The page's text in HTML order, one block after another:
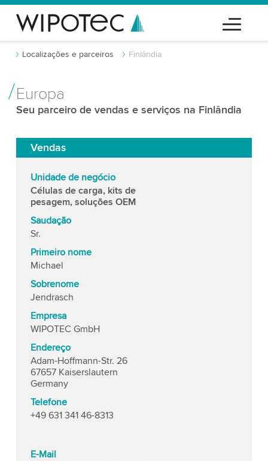
Localizações e parceiros Finlândia
Europa
Seu parceiro de vendas e serviços na Finlândia
Vendas
Unidade de negócio
Células de carga, kits de
pesagem, soluções OEM
Saudação
Sr.
Primeiro nome
Michael
Sobrenome
Jendrasch
Empresa
WIPOTEC GmbH
Endereço
Adam-Hoffmann-Str. 26
67657 Kaiserslautern
Germany
Telefone
+49 631 341 46-8313
E-Mail